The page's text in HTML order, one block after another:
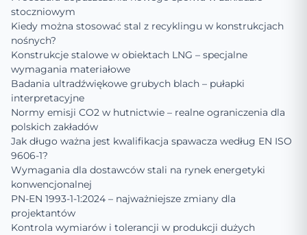
stoczniowym
Kiedy można stosować stal z recyklingu w konstrukcjach
nośnych?
Konstrukcje stalowe w obiektach LNG – specjalne
wymagania materiałowe
Badania ultradźwiękowe grubych blach – pułapki
interpretacyjne
Normy emisji CO2 w hutnictwie – realne ograniczenia dla
polskich zakładów
Jak długo ważna jest kwalifikacja spawacza według EN ISO
9606-1?
Wymagania dla dostawców stali na rynek energetyki
konwencjonalnej
PN-EN 1993-1-1:2024 – najważniejsze zmiany dla
projektantów
Kontrola wymiarów i tolerancji w produkcji dużych